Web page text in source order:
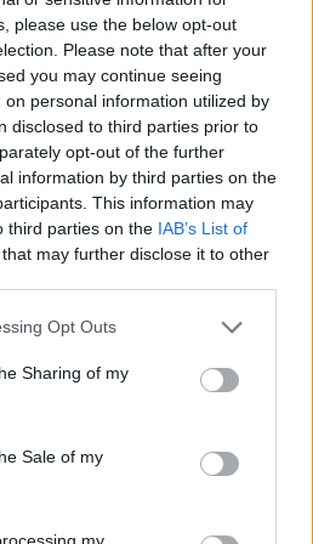
please use the below opt-out
Please note that after your
you may continue seeing
personal information utilized by
disclosed to third parties prior to
opt-out of the further
information by third parties on the
This information may
third parties on the IAB’s List of
that may further disclose it to other
app uses one or more Google
behaviour. You may click to
and its third-party tags to
purposes in below Google
Opt Outs
Sharing of my
Sale of my
my
azonban óriási, és
van rejtett
az olvasó nem erre figyel,
hihetetlen leíró ereje van a
egy filmet látnánk, és
régen letűnt korba. Aztán
folytatódik a történet,
Evilát és annak
akiről messzire látszik,
miután kiderül róla, hogy
A lányt sem becsüli
viszi a szép lányt,
kiderül, hogy nem
komolyan), taníttatja,
füröszti, azonban
hogy bizony kihasználta
a terveihez használta fel,
Mert az ő istene a pénz, és